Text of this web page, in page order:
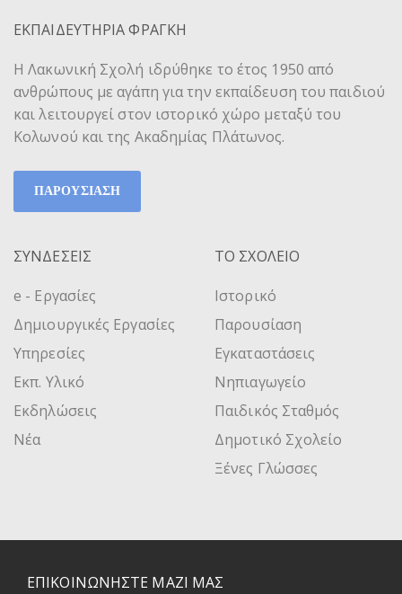
ΕΚΠΑΙΔΕΥΤΗΡΙΑ ΦΡΑΓΚΗ
Η Λακωνική Σχολή ιδρύθηκε το έτος 1950 από
ανθρώπους με αγάπη για την εκπαίδευση του παιδιού
και λειτουργεί στον ιστορικό χώρο μεταξύ του
Κολωνού και της Ακαδημίας Πλάτωνος.
ΠΑΡΟΥΣΙΑΣΗ
ΣΥΝΔΕΣΕΙΣ
e - Εργασίες
Δημιουργικές Εργασίες
Υπηρεσίες
Εκπ. Υλικό
Εκδηλώσεις
Νέα
ΤΟ ΣΧΟΛΕΙΟ
Ιστορικό
Παρουσίαση
Εγκαταστάσεις
Νηπιαγωγείο
Παιδικός Σταθμός
Δημοτικό Σχολείο
Ξένες Γλώσσες
ΕΠΙΚΟΙΝΩΝΗΣΤΕ ΜΑΖΙ ΜΑΣ